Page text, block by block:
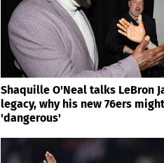
Shaquille O'Neal talks LeBron
legacy, why his new 76ers
'dangerous'